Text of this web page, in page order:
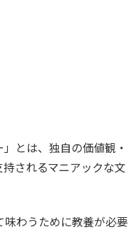
とは、独自の価値観・
されるマニアックな文
わうために教養が必要